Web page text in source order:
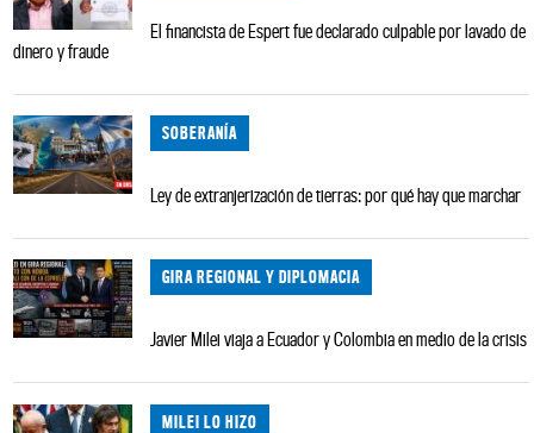
El financista de Espert fue declarado culpable por lavado de
dinero y fraude
SOBERANÍA
Ley de extranjerización de tierras: por qué hay que marchar
GIRA REGIONAL Y DIPLOMACIA
Javier Milei viaja a Ecuador y Colombia en medio de la crisis
MILEI LO HIZO